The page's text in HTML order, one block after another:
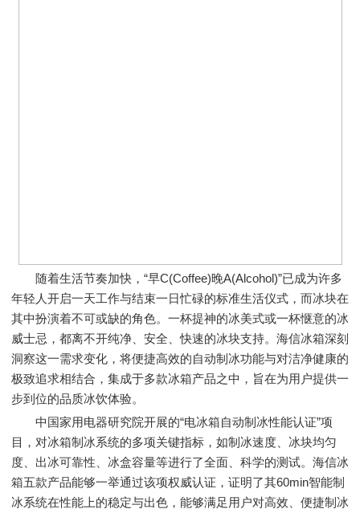
随着生活节奏加快，“早C(Coffee)晚A(Alcohol)”已成为许多
年轻人开启一天工作与结束一日忙碌的标准生活仪式，而冰块在
其中扮演着不可或缺的角色。一杯提神的冰美式或一杯惬意的冰
威士忌，都离不开纯净、安全、快速的冰块支持。海信冰箱深刻
洞察这一需求变化，将便捷高效的自动制冰功能与对洁净健康的
极致追求相结合，集成于多款冰箱产品之中，旨在为用户提供一
步到位的品质冰饮体验。
中国家用电器研究院开展的“电冰箱自动制冰性能认证”项
目，对冰箱制冰系统的多项关键指标，如制冰速度、冰块均匀
度、出冰可靠性、冰盒容量等进行了全面、科学的测试。海信冰
箱五款产品能够一举通过该项权威认证，证明了其60min智能制
冰系统在性能上的稳定与出色，能够满足用户对高效、便捷制冰